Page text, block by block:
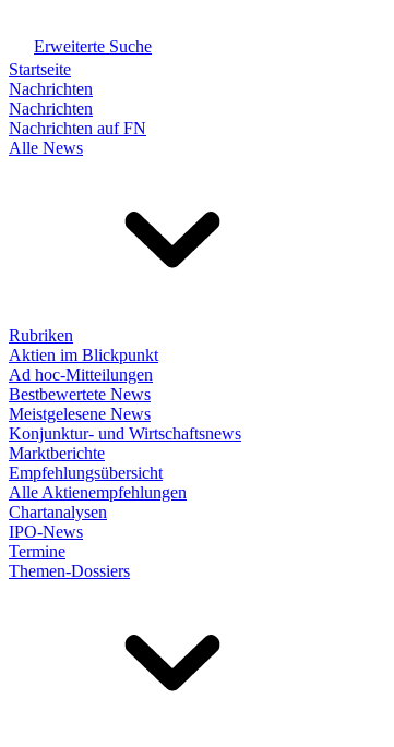
Erweiterte Suche
Startseite
Nachrichten
Nachrichten
Nachrichten auf FN
Alle News
Rubriken
Aktien im Blickpunkt
Ad hoc-Mitteilungen
Bestbewertete News
Meistgelesene News
Konjunktur- und Wirtschaftsnews
Marktberichte
Empfehlungsübersicht
Alle Aktienempfehlungen
Chartanalysen
IPO-News
Termine
Themen-Dossiers